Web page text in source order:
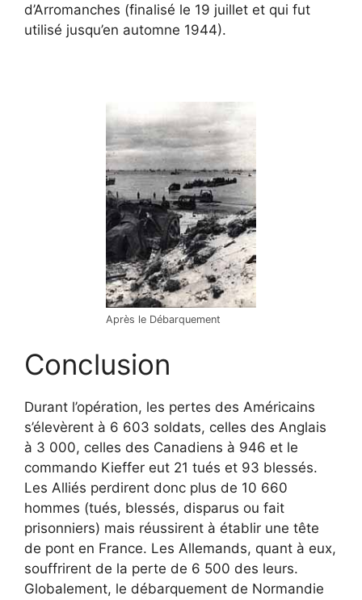
d’Arromanches (finalisé le 19 juillet et qui fut
utilisé jusqu’en automne 1944).
Après le Débarquement
Conclusion
Durant l’opération, les pertes des Américains
s’élevèrent à 6 603 soldats, celles des Anglais
à 3 000, celles des Canadiens à 946 et le
commando Kieffer eut 21 tués et 93 blessés.
Les Alliés perdirent donc plus de 10 660
hommes (tués, blessés, disparus ou fait
prisonniers) mais réussirent à établir une tête
de pont en France. Les Allemands, quant à eux,
souffrirent de la perte de 6 500 des leurs.
Globalement, le débarquement de Normandie